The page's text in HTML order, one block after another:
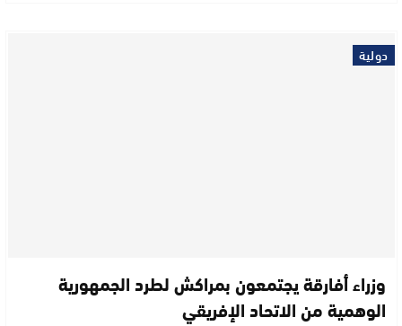
دولية
وزراء أفارقة يجتمعون بمراكش لطرد الجمهورية
الوهمية من الاتحاد الإفريقي